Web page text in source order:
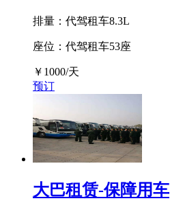
排量：代驾租车8.3L
座位：代驾租车53座
￥ 1000/天
预订
大巴租赁-保障用车